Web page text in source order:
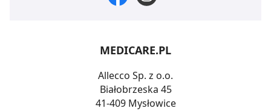
MEDICARE.PL
Allecco Sp. z o.o.
Białobrzeska 45
41-409 Mysłowice